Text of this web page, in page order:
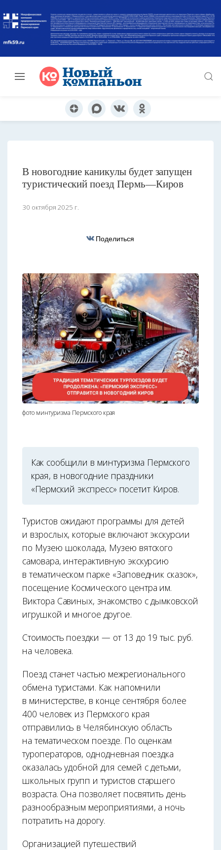
В новогодние каникулы будет запущен
туристический поезд Пермь—Киров
30 октября 2025 г.
Поделиться
фото минтуризма Пермского края
Как сообщили в минтуризма Пермского
края, в новогодние праздники
«Пермский экспресс» посетит Киров.
Туристов ожидают программы для детей
и взрослых, которые включают экскурсии
по Музею шоколада, Музею вятского
самовара, интерактивную экскурсию
в тематическом парке «Заповедник сказок»,
посещение Космического центра им.
Виктора Савиных, знакомство с дымковской
игрушкой и многое другое.
Стоимость поездки — от 13 до 19 тыс. руб.
на человека.
Поезд станет частью межрегионального
обмена туристами. Как напомнили
в министерстве, в конце сентября более
400 человек из Пермского края
отправились в Челябинскую область
на тематическом поезде. По оценкам
туроператоров, однодневная поездка
оказалась удобной для семей с детьми,
школьных групп и туристов старшего
возраста. Она позволяет посвятить день
разнообразным мероприятиями, а ночь
потратить на дорогу.
Организацией путешествий